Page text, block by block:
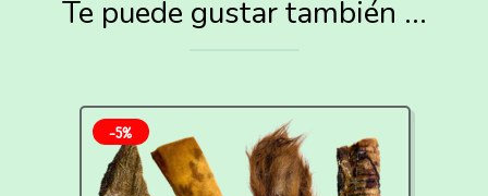
Te puede gustar también ...
-5%